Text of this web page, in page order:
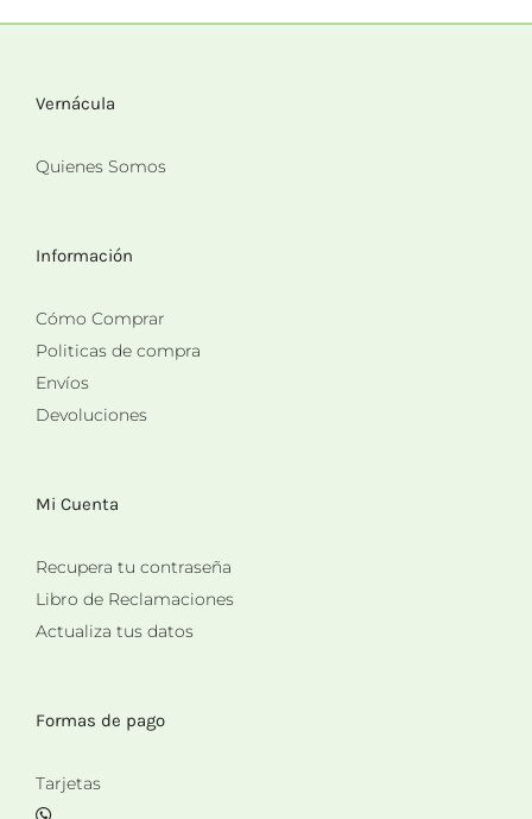
Vernácula
Quienes Somos
Información
Cómo Comprar
Politicas de compra
Envíos
Devoluciones
Mi Cuenta
Recupera tu contraseña
Libro de Reclamaciones
Actualiza tus datos
Formas de pago
Tarjetas